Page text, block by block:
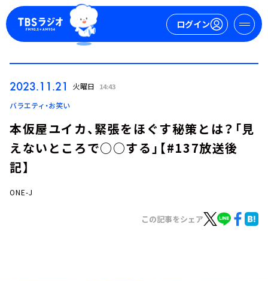
ログイン
ログイン
2023.11.21 火曜日 14:43
バラエティ・お笑い
本仮屋ユイカ、緊張をほぐす秘策とは？「見
えないところで○○する」【#137放送後
記】
ONE-J
この記事をシェア